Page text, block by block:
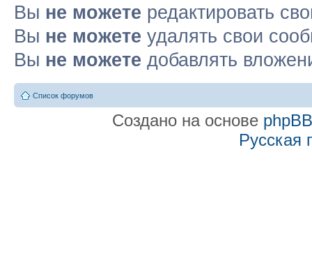
Вы не можете редактировать
Вы не можете удалять свои
Вы не можете добавлять
Список форумов
Создано на основе phpBB
Русская